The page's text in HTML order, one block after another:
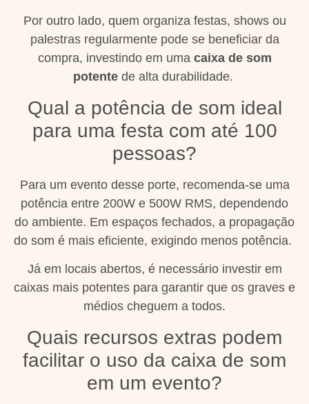
Por outro lado, quem organiza festas, shows ou
palestras regularmente pode se beneficiar da
compra, investindo em uma caixa de som
potentede alta durabilidade.
Qual a potência de som ideal
para uma festa com até 100
pessoas?
Para um evento desse porte, recomenda-se uma
potência entre 200W e 500W RMS, dependendo
do ambiente. Em espaços fechados, a propagação
do som é mais eficiente, exigindo menos potência.
Já em locais abertos, é necessário investir em
caixas mais potentes para garantir que os graves e
médios cheguem a todos.
Quais recursos extras podem
facilitar o uso da caixa de som
em um evento?